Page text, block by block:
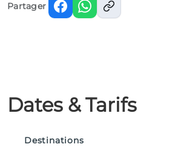
Partager
Dates & Tarifs
Destinations